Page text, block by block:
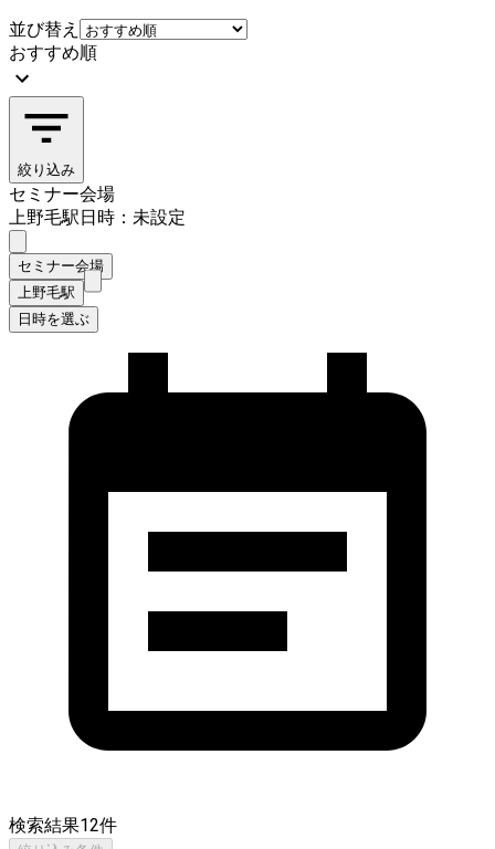
並び替え
おすすめ順
絞り込み
セミナー会場
上野毛駅日時：未設定
セミナー会場
上野毛駅
日時を選ぶ
検索結果12件